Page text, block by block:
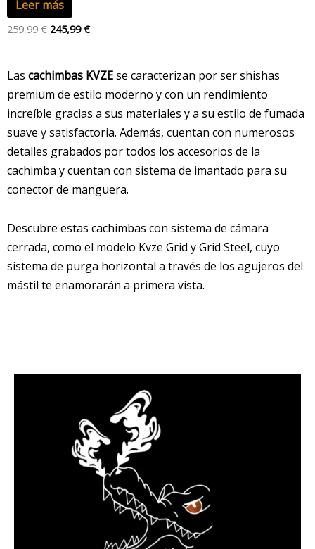
Leer más
259,99€ 245,99€
Las cachimbas KVZEse caracterizan por ser shishas
premium de estilo moderno y con un rendimiento
increíble gracias a sus materiales y a su estilo de fumada
suave y satisfactoria. Además, cuentan con numerosos
detalles grabados por todos los accesorios de la
cachimba y cuentan con sistema de imantado para su
conector de manguera.
Descubre estas cachimbas con sistema de cámara
cerrada, como el modelo Kvze Grid y Grid Steel, cuyo
sistema de purga horizontal a través de los agujeros del
mástil te enamorarán a primera vista.